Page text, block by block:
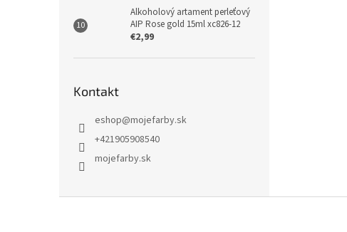
Alkoholový artament perleťový
AIP Rose gold 15ml xc826-12
€2,99
Kontakt
eshop@mojefarby.sk
+421905908540
mojefarby.sk